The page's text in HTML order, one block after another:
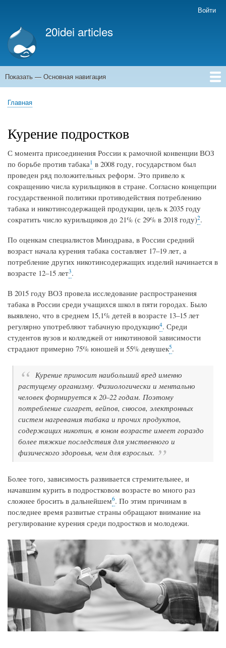
учётной
записи
пользователя
Войти
20idei articles
Основная
Показать — Основная навигация
Главная
Строка
Главная
Курение подростков
С момента присоединения России к рамочной конвенции ВОЗ
по борьбе против табака1 в 2008 году, государством был
проведен ряд положительных реформ. Это привело к
сокращению числа курильщиков в стране. Согласно концепции
государственной политики противодействия потреблению
табака и никотинсодержащей продукции, цель к 2035 году
сократить число курильщиков до 21% (с 29% в 2018 году)2.
По оценкам специалистов Минздрава, в России средний
возраст начала курения табака составляет 17–19 лет, а
потребление других никотинсодержащих изделий начинается в
возрасте 12–15 лет3.
В 2015 году ВОЗ провела исследование распространения
табака в России среди учащихся школ в пяти городах. Было
выявлено, что в среднем 15,1% детей в возрасте 13–15 лет
регулярно употребляют табачную продукцию4. Среди
студентов вузов и колледжей от никотиновой зависимости
страдают примерно 75% юношей и 55% девушек5.
Курение приносит наибольший вред именно
растущему организму. Физиологически и ментально
человек формируется к 20–22 годам. Поэтому
потребление сигарет, вейпов, снюсов, электронных
систем нагревания табака и прочих продуктов,
содержащих никотин, в юном возрасте имеет гораздо
более тяжкие последствия для умственного и
физического здоровья, чем для взрослых.
Более того, зависимость развивается стремительнее, и
начавшим курить в подростковом возрасте во много раз
сложнее бросить в дальнейшем6. По этим причинам в
последнее время развитые страны обращают внимание на
регулирование курения среди подростков и молодежи.